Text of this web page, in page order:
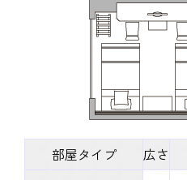
部屋タイプ 広さ